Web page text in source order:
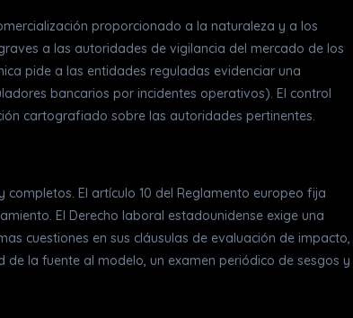
proporcionado a la naturaleza y a los
a las autoridades de vigilancia del mercado de los
pide a las entidades reguladas evidenciar una
bancarios por incidentes operativos). El control
cartografiado sobre las autoridades pertinentes.
El artículo 10 del Reglamento europeo fija
El Derecho laboral estadounidense exige una
cuestiones en sus cláusulas de evaluación de impacto,
la fuente al modelo, un examen periódico de sesgos y